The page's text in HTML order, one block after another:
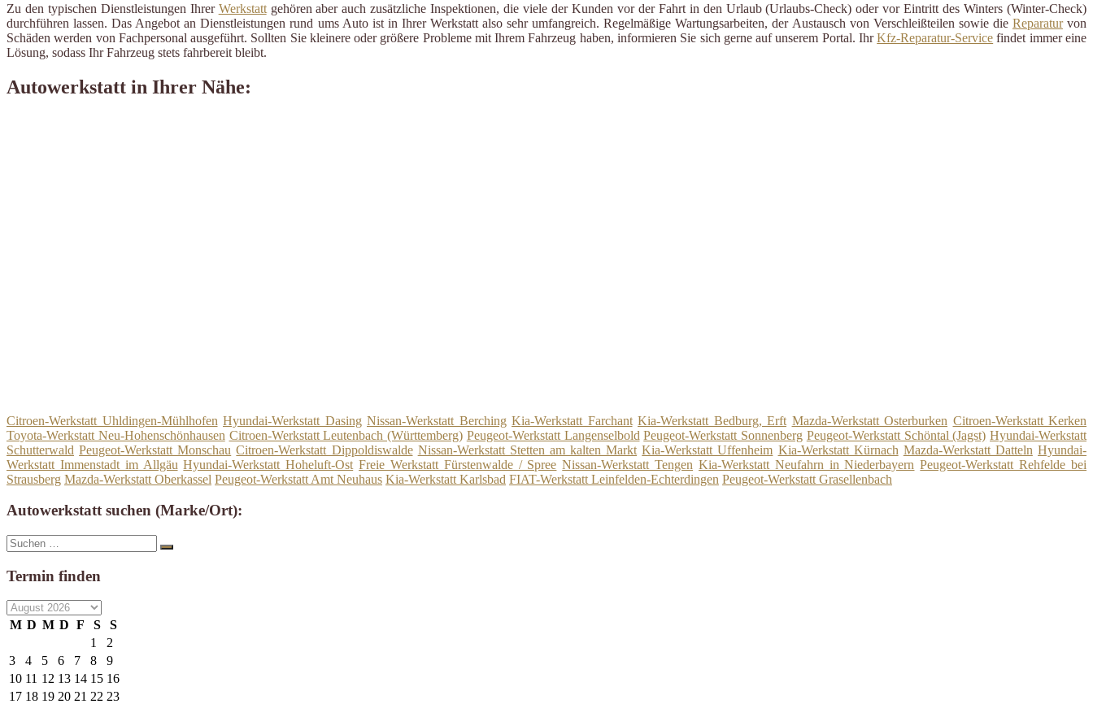
Zu den typischen Dienstleistungen Ihrer Werkstattgehören aber auch zusätzliche Inspektionen, die viele der Kunden vor der Fahrt in den Urlaub (Urlaubs-Check) oder vor Eintritt des Winters (Winter-Check)
durchführen lassen. Das Angebot an Dienstleistungen rund ums Auto ist in Ihrer Werkstatt also sehr umfangreich. Regelmäßige Wartungsarbeiten, der Austausch von Verschleißteilen sowie die Reparaturvon
Schäden werden von Fachpersonal ausgeführt. Sollten Sie kleinere oder größere Probleme mit Ihrem Fahrzeug haben, informieren Sie sich gerne auf unserem Portal. IhrKfz-Reparatur-Service findet immer eine
Lösung, sodass Ihr Fahrzeug stets fahrbereit bleibt.
Autowerkstatt in Ihrer Nähe:
Citroen-Werkstatt Uhldingen-Mühlhofen Hyundai-Werkstatt Dasing Nissan-Werkstatt Berching Kia-Werkstatt Farchant Kia-Werkstatt Bedburg, Erft Mazda-Werkstatt Osterburken Citroen-Werkstatt Kerken
Toyota-Werkstatt Neu-Hohenschönhausen Citroen-Werkstatt Leutenbach (Württemberg) Peugeot-Werkstatt Langenselbold Peugeot-Werkstatt Sonnenberg Peugeot-Werkstatt Schöntal (Jagst) Hyundai-Werkstatt
Schutterwald Peugeot-Werkstatt Monschau Citroen-Werkstatt Dippoldiswalde Nissan-Werkstatt Stetten am kalten Markt Kia-Werkstatt Uffenheim Kia-Werkstatt Kürnach Mazda-Werkstatt Datteln Hyundai-
Werkstatt Immenstadt im Allgäu Hyundai-Werkstatt Hoheluft-Ost Freie Werkstatt Fürstenwalde / Spree Nissan-Werkstatt Tengen Kia-Werkstatt Neufahrn in Niederbayern Peugeot-Werkstatt Rehfelde bei
Strausberg Mazda-Werkstatt Oberkassel Peugeot-Werkstatt Amt Neuhaus Kia-Werkstatt Karlsbad FIAT-Werkstatt Leinfelden-Echterdingen Peugeot-Werkstatt Grasellenbach
Autowerkstatt suchen (Marke/Ort):
Suche
nach:
Suchen
Termin finden
M D M D F S
S
1
2
3
4 5 6 7 8
9
10 11 12 13 14 15 16
17 18 19 20 21 22 23